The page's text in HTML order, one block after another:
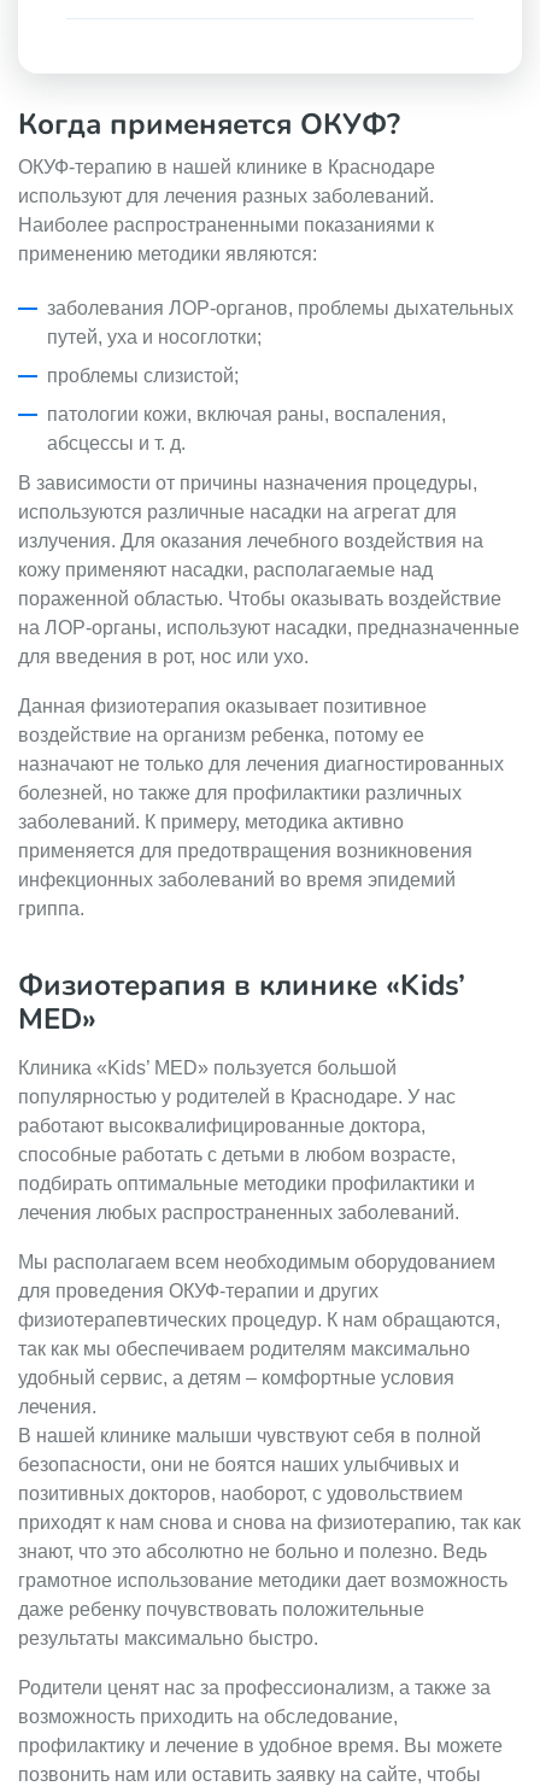
Когда применяется ОКУФ?
ОКУФ-терапию в нашей клинике в Краснодаре
используют для лечения разных заболеваний.
Наиболее распространенными показаниями к
применению методики являются:
заболевания ЛОР-органов, проблемы дыхательных
путей, уха и носоглотки;
проблемы слизистой;
патологии кожи, включая раны, воспаления,
абсцессы и т. д.
В зависимости от причины назначения процедуры,
используются различные насадки на агрегат для
излучения. Для оказания лечебного воздействия на
кожу применяют насадки, располагаемые над
пораженной областью. Чтобы оказывать воздействие
на ЛОР-органы, используют насадки, предназначенные
для введения в рот, нос или ухо.
Данная физиотерапия оказывает позитивное
воздействие на организм ребенка, потому ее
назначают не только для лечения диагностированных
болезней, но также для профилактики различных
заболеваний. К примеру, методика активно
применяется для предотвращения возникновения
инфекционных заболеваний во время эпидемий
гриппа.
Физиотерапия в клинике «Kids’
MED»
Клиника «Kids’ MED» пользуется большой
популярностью у родителей в Краснодаре. У нас
работают высоквалифицированные доктора,
способные работать с детьми в любом возрасте,
подбирать оптимальные методики профилактики и
лечения любых распространенных заболеваний.
Мы располагаем всем необходимым оборудованием
для проведения ОКУФ-терапии и других
физиотерапевтических процедур. К нам обращаются,
так как мы обеспечиваем родителям максимально
удобный сервис, а детям – комфортные условия
лечения.
В нашей клинике малыши чувствуют себя в полной
безопасности, они не боятся наших улыбчивых и
позитивных докторов, наоборот, с удовольствием
приходят к нам снова и снова на физиотерапию, так как
знают, что это абсолютно не больно и полезно. Ведь
грамотное использование методики дает возможность
даже ребенку почувствовать положительные
результаты максимально быстро.
Родители ценят нас за профессионализм, а также за
возможность приходить на обследование,
профилактику и лечение в удобное время. Вы можете
позвонить нам или оставить заявку на сайте, чтобы